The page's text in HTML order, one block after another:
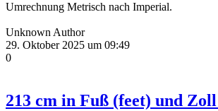
Umrechnung Metrisch nach Imperial.
Unknown Author
29. Oktober 2025 um 09:49
0
213 cm in Fuß (feet) und